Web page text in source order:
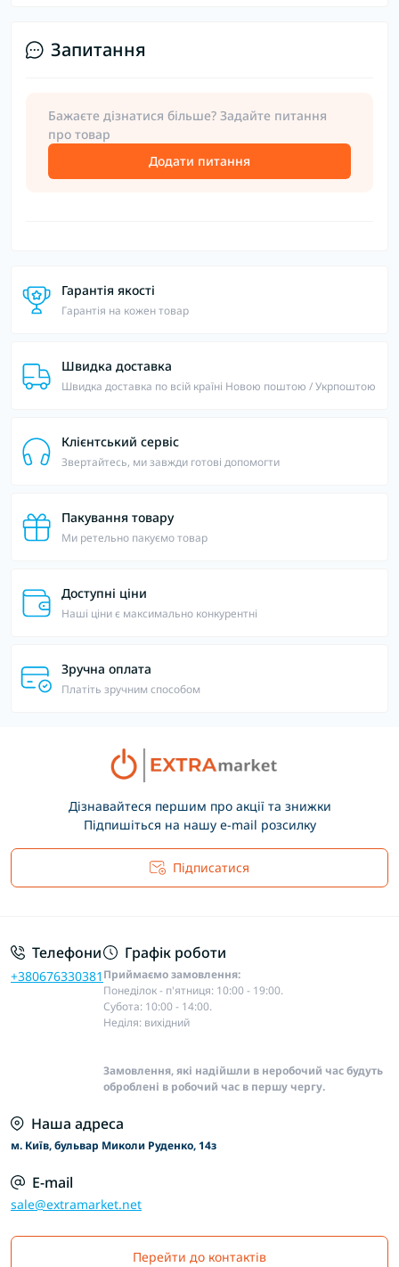
Запитання
Бажаєте дізнатися більше? Задайте питання
про товар
Додати питання
Гарантія якості
Гарантія на кожен товар
Швидка доставка
Швидка доставка по всій країні Новою поштою / Укрпоштою
Клієнтський сервіс
Звертайтесь, ми завжди готові допомогти
Пакування товару
Ми ретельно пакуємо товар
Доступні ціни
Наші ціни є максимально конкурентні
Зручна оплата
Платіть зручним способом
Дізнавайтеся першим про акції та знижки
Підпишіться на нашу e-mail розсилку
Підписатися
Телефони
+380676330381
Графік роботи
Приймаємо замовлення:
Понеділок - п'ятниця: 10:00 - 19:00.
Субота: 10:00 - 14:00.
Неділя: вихідний
Замовлення, які надійшли в неробочий час будуть
оброблені в робочий час в першу чергу.
Наша адреса
м. Київ, бульвар Миколи Руденко, 14з
E-mail
sale@extramarket.net
Перейти до контактів